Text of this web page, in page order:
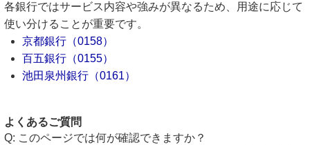
各銀行ではサービス内容や強みが異なるため、用途に応じて
使い分けることが重要です。
京都銀行（0158）
百五銀行（0155）
池田泉州銀行（0161）
よくあるご質問
このページでは何が確認できますか？